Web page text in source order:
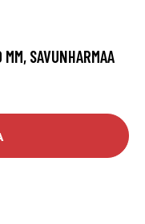
SAVUNHARMAA